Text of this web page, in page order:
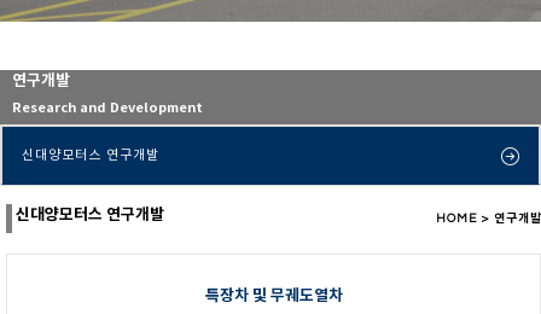
연구개발
Research and Development
신대양모터스 연구개발
신대양모터스 연구개발 HOME > 연구개발
특장차 및 무궤도열차